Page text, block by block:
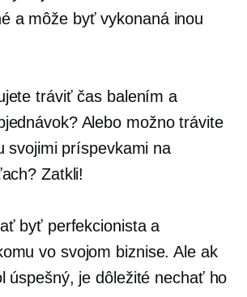
a môže byť vykonaná inou
tráviť čas balením a
Alebo možno trávite
svojimi príspevkami na
Zatkli!
byť perfekcionista a
vo svojom biznise. Ale ak
úspešný, je dôležité nechať ho